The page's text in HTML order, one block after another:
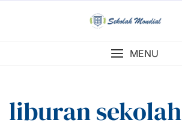
MENU
liburan sekolah